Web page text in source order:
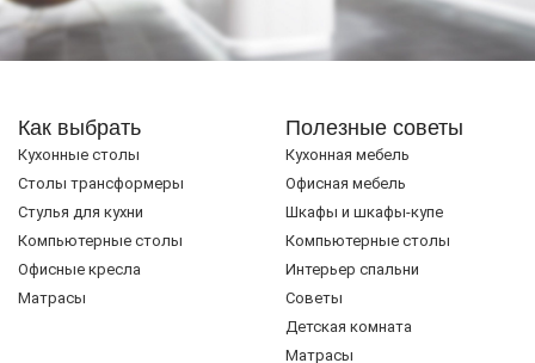
Как выбрать
Кухонные столы
Cтолы трансформеры
Стулья для кухни
Компьютерные столы
Офисные кресла
Матрасы
Полезные советы
Кухонная мебель
Офисная мебель
Шкафы и шкафы-купе
Компьютерные столы
Интерьер спальни
Советы
Детская комната
Матрасы